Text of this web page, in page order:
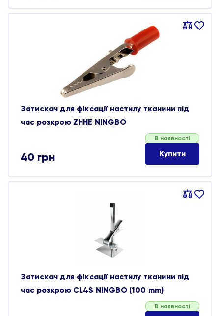
Порівняти
В
Затискач для фіксації настилу тканини під
час розкрою ZHHE NINGBO
40 грн
В наявності
Купити
Порівняти
В
Затискач для фіксації настилу тканини під
час розкрою CL4S NINGBO (100 mm)
В наявності